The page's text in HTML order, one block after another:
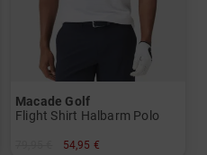
Macade Golf
Flight Shirt Halbarm Polo
54,95 €